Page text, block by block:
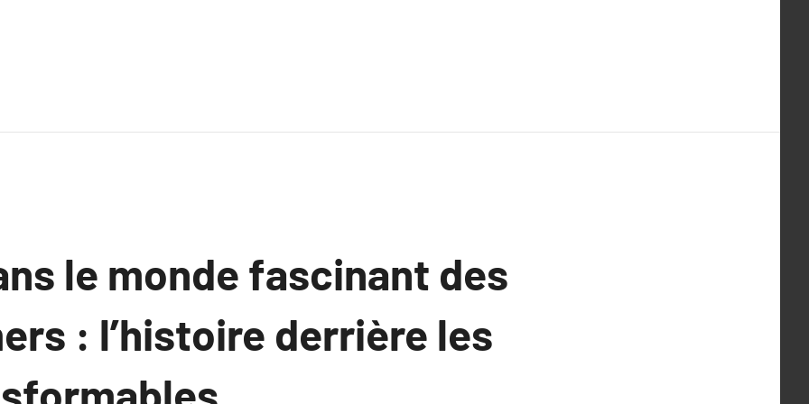
le monde fascinant des
: l’histoire derrière les